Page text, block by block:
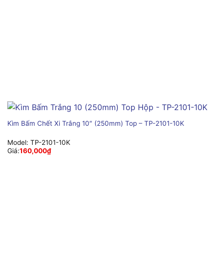
Kìm Bấm Chết Xi Trắng 10″ (250mm) Top – TP-2101-10K
Model: TP-2101-10K
Giá:160,000₫